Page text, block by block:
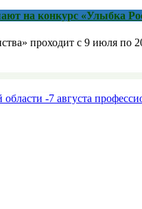
на конкурс «Улыбка
проходит с 9 июля по